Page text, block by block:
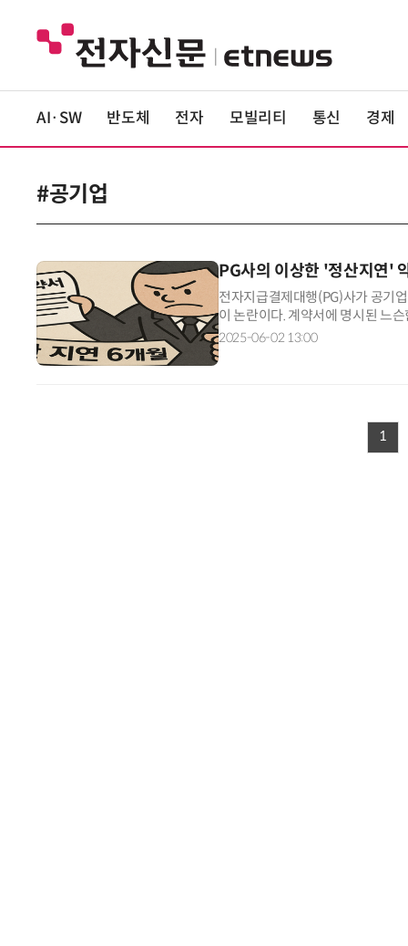
AI·SW 반도체 전자 모빌리티 통신 경제
#공기업
PG사의 이상한 '정산지연'
전자지급결제대행(PG)사가 공기
이 논란이다. 계약서에 명시된 느
며 PG사 교체를 막는 방식이다. 업
2025-06-02 13:00
1